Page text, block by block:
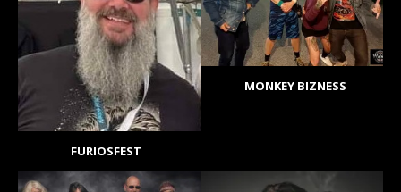
FURIOSFEST
MONKEY BIZNESS